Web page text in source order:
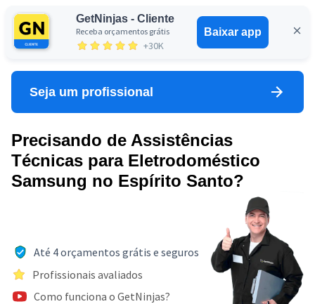
GetNinjas - Cliente
Receba orçamentos grátis
+30K
Baixar app
Entrar
Seja um profissional
Precisando de Assistências
Técnicas para Eletrodoméstico
Samsung no Espírito Santo?
Até 4 orçamentos grátis e seguros
Profissionais avaliados
Como funciona o GetNinjas?